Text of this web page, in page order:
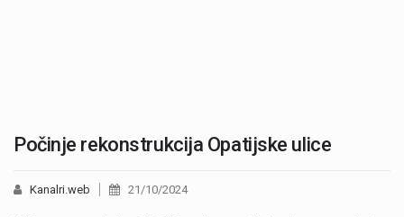
Počinje rekonstrukcija Opatijske ulice
Kanalri.web 21/10/2024